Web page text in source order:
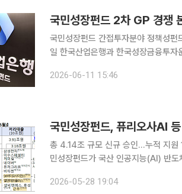
국민성장펀드 2차 GP 경쟁
국민성장펀드 간접투자분야 정책성
일 한국산업은행과 한국성장금융투
원 규모의 펀드 조성을 목표로 한다.
2026-06-11 15:46
국민성장펀드, 퓨리오사AI
총 4.14조 규모 신규 승인…누적 지원
민성장펀드가 국산 인공지능(AI) 반
으로 감당하기 어려운 초기 투자 위험
2026-05-28 19:04